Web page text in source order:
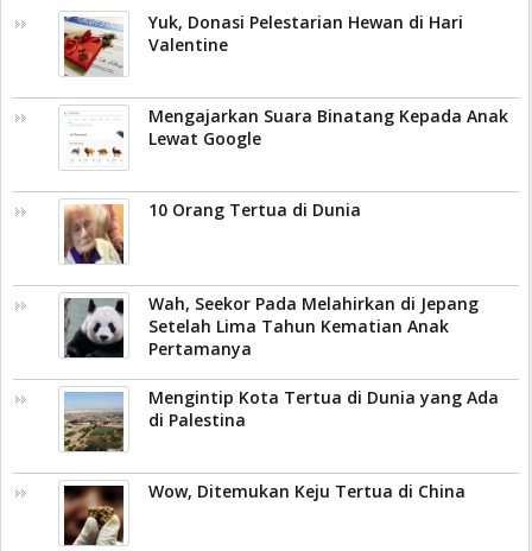
Yuk, Donasi Pelestarian Hewan di Hari
Valentine
Mengajarkan Suara Binatang Kepada Anak
Lewat Google
10 Orang Tertua di Dunia
Wah, Seekor Pada Melahirkan di Jepang
Setelah Lima Tahun Kematian Anak
Pertamanya
Mengintip Kota Tertua di Dunia yang Ada
di Palestina
Wow, Ditemukan Keju Tertua di China